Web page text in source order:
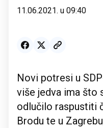
11.06.2021. u 09:40
Novi potresi u
više jedva ima što
odlučilo raspustiti
Brodu te u